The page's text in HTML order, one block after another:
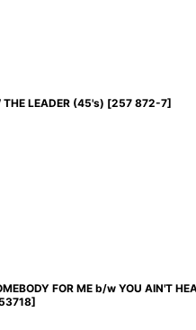
THE LEADER (45's) [257 872-7]
FOR ME b/w YOU AIN'T
]